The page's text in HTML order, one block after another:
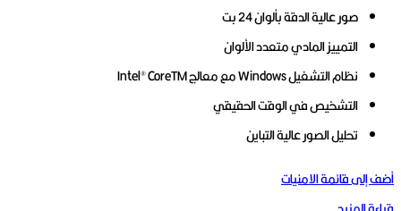
صور عالية الدقة بألوان 24 بت
التمييز المادي متعدد الألوان
نظام التشغيل Windows مع معالج Intel® CoreTM
التشخيص في الوقت الحقيقي
تحليل الصور عالية التباين
أضف إلى قائمة الامنيات